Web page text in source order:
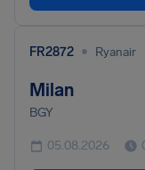
FR2872 • Ryanair
Milan
BGY
05.08.2026